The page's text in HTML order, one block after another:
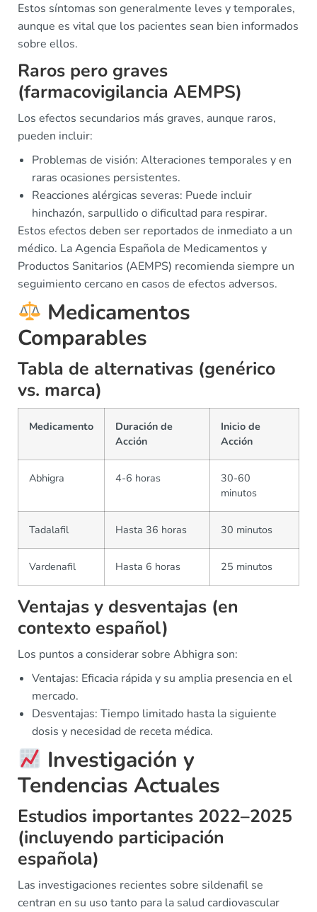
Estos síntomas son generalmente leves y temporales,
aunque es vital que los pacientes sean bien informados
sobre ellos.
Raros pero graves
(farmacovigilancia AEMPS)
Los efectos secundarios más graves, aunque raros,
pueden incluir:
Problemas de visión: Alteraciones temporales y en
raras ocasiones persistentes.
Reacciones alérgicas severas: Puede incluir
hinchazón, sarpullido o dificultad para respirar.
Estos efectos deben ser reportados de inmediato a un
médico. La Agencia Española de Medicamentos y
Productos Sanitarios (AEMPS) recomienda siempre un
seguimiento cercano en casos de efectos adversos.
Medicamentos
Comparables
Tabla de alternativas (genérico
vs. marca)
Medicamento
Duración de
Acción
Inicio de
Acción
Abhigra 4-6 horas
30-60
minutos
Tadalafil Hasta 36 horas 30 minutos
Vardenafil Hasta 6 horas 25 minutos
Ventajas y desventajas (en
contexto español)
Los puntos a considerar sobre Abhigra son:
Ventajas: Eficacia rápida y su amplia presencia en el
mercado.
Desventajas: Tiempo limitado hasta la siguiente
dosis y necesidad de receta médica.
Investigación y
Tendencias Actuales
Estudios importantes 2022–2025
(incluyendo participación
española)
Las investigaciones recientes sobre sildenafil se
centran en su uso tanto para la salud cardiovascular